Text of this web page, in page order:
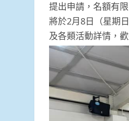
提出申請，名額有
將於2月8日（星期
及各類活動詳情，